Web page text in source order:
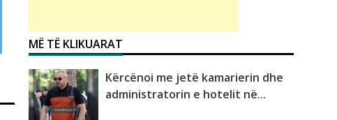
MË TË KLIKUARAT
Kërcënoi me jetë kamarierin dhe
administratorin e hotelit në...